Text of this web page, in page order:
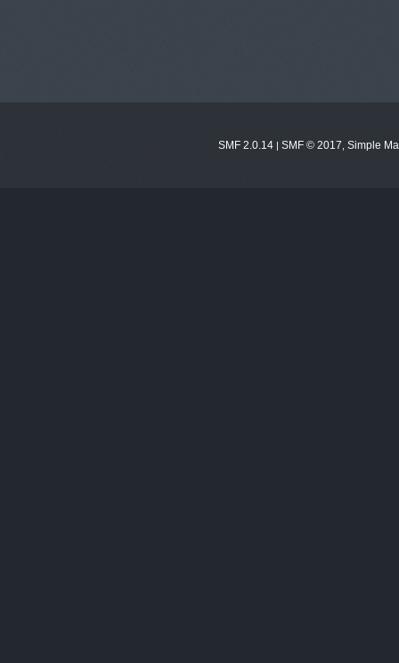
SMF 2.0.14| SMF © 2017 Simple